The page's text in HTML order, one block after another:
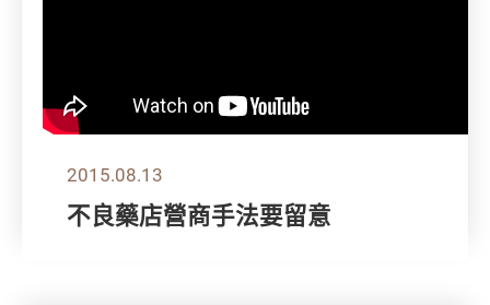
2015.08.13
不良藥店營商手法要留意